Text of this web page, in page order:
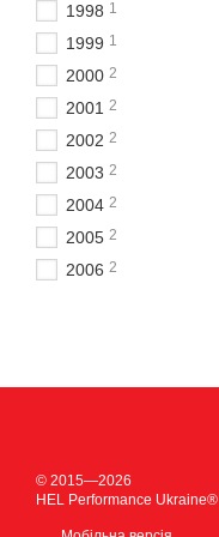
1998 1
1999 1
2000 2
2001 2
2002 2
2003 2
2004 2
2005 2
2006 2
© 2015—2026
HEL Performance Ukraine®